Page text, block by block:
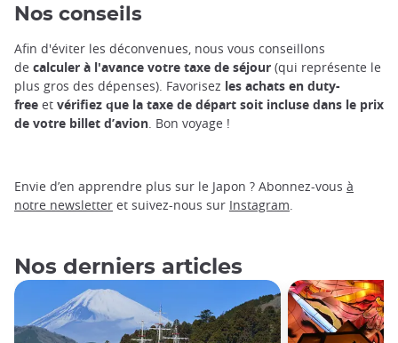
Nos conseils
Afin d'éviter les déconvenues, nous vous conseillons
de calculer à l'avance votre taxe de séjour (qui représente le
plus gros des dépenses). Favorisez les achats en duty-
free et vérifiez que la taxe de départ soit incluse dans le prix
de votre billet d’avion. Bon voyage !
Envie d’en apprendre plus sur le Japon ? Abonnez-vous à
notre newsletter et suivez-nous sur Instagram
Nos derniers articles